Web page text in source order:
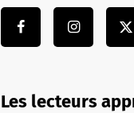
Les lecteurs